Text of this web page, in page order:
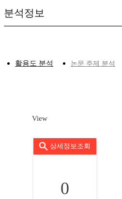
분석정보
활용도 분석 논문 주제 분석
View
상세정보조회
0